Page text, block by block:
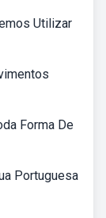
Utilizar
Forma De
Portuguesa